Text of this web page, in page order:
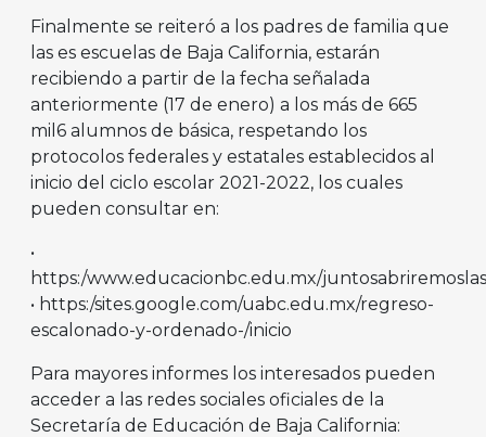
Finalmente se reiteró a los padres de familia que
las es escuelas de Baja California, estarán
recibiendo a partir de la fecha señalada
anteriormente (17 de enero) a los más de 665
mil6 alumnos de básica, respetando los
protocolos federales y estatales establecidos al
inicio del ciclo escolar 2021-2022, los cuales
pueden consultar en:
•
https:/www.educacionbc.edu.mx/
• https:/sites.google.com/uabc.edu.mx/regreso-
escalonado-y-ordenado-/inicio
Para mayores informes los interesados pueden
acceder a las redes sociales oficiales de la
Secretaría de Educación de Baja California: